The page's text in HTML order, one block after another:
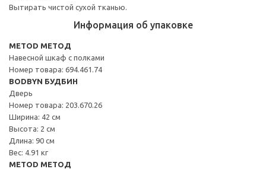
Вытирать чистой сухой тканью.
Информация об упаковке
METOD МЕТОД
Навесной шкаф с полками
Номер товара: 694.461.74
BODBYN БУДБИН
Дверь
Номер товара: 203.670.26
Ширина: 42 см
Высота: 2 см
Длина: 90 см
Вес: 4.91 кг
METOD МЕТОД